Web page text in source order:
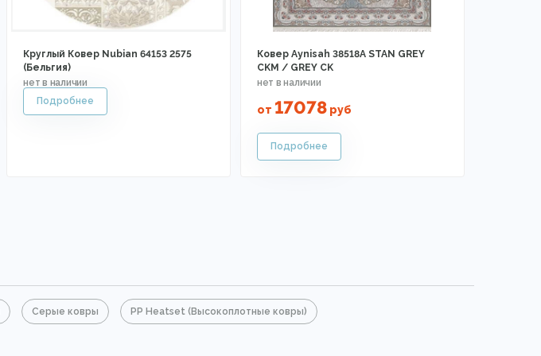
Круглый Ковер Nubian 64153 2575
(Бельгия)
Ковер Aynisah 38518A STAN GREY
CKM / GREY CK
от 17078руб
Серые ковры PP Heatset (Высокоплотные ковры)